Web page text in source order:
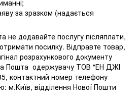
за зразком (надається
не додавайте послугу післяплати,
посилку. Відправте товар,
розрахункового документу
Пошта одержувачу ТОВ "ЕН ДЖІ
контактний номер телефону
м.Київ, відділення Нової Пошти